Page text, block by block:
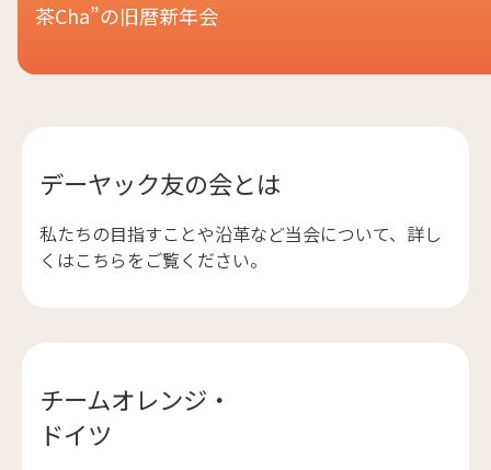
茶Cha”の旧暦新年会
デーヤック友の会とは
私たちの目指すことや沿革など当会について、詳し
くはこちらをご覧ください。
チームオレンジ・
ドイツ